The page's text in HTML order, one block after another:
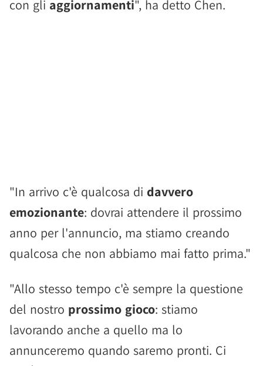
con gli aggiornamenti", ha detto Chen.
"In arrivo c'è qualcosa di davvero
emozionante: dovrai attendere il prossimo
anno per l'annuncio, ma stiamo creando
qualcosa che non abbiamo mai fatto prima."
"Allo stesso tempo c'è sempre la questione
del nostro prossimo gioco: stiamo
lavorando anche a quello ma lo
annunceremo quando saremo pronti. Ci